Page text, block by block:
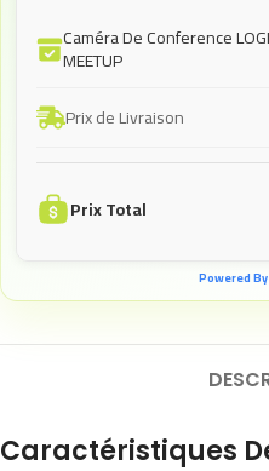
Caméra De Conference
MEETUP
Prix de Livraison
Prix Total
Powered By
Caractéristiques